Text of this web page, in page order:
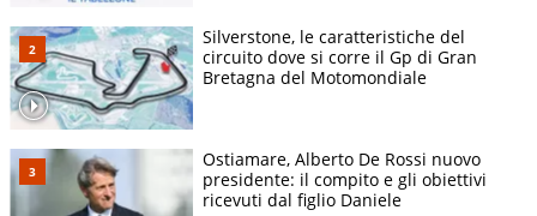
Silverstone, le caratteristiche del
circuito dove si corre il Gp di Gran
Bretagna del Motomondiale
Ostiamare, Alberto De Rossi nuovo
presidente: il compito e gli obiettivi
ricevuti dal figlio Daniele